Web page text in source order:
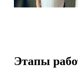
Этапы